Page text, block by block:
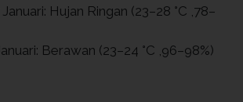
Hujan Ringan (23–28 °C ,78–
Berawan (23–24 °C ,96–98%)